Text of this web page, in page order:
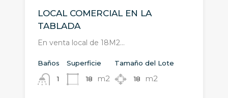
LOCAL COMERCIAL EN LA
TABLADA
En venta local de 18M2…
Baños
1
Superficie
18
m2
Tamaño del Lote
18
m2